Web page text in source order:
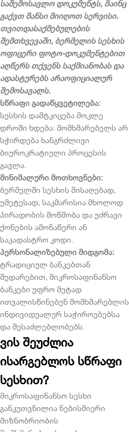
საშემოსავლო დოკუმენტს, მაინც
გაქვთ შანსი მიიღოთ სერვისი.
თვითდასაქმებულების
შემთხვევაში, ბერმელის სესხის
ოფიცერი ფოტო-დოკუმენტებით
აღწერს თქვენს საქმიანობას და
ადასტურებს არაოფიციალურ
შემოსავალს.
სწრაფი გადაწყვეტილება:
სესხის დამტკიცება მოკლე
დროში ხდება: მომხმარებელს არ
სჭირდება ხანგრძლივი
ბიუროკრატიული პროცესის
გავლა.
მინიმალური მოთხოვნები:
ბერმელში სესხის მისაღებად,
უმეტესად, საკმარისია მხოლოდ
პირადობის მოწმობა და უძრავი
ქონების ამონაწერი ან
საკადასტრო კოდი.
პერსონალიზებული მიდგომა:
ტრადიციულ ბანკებთან
შედარებით, მიკროსაფინანსო
ბანკები უფრო მეტად
ითვალისწინებენ მომხმარებლის
ინდივიდუალურ საჭიროებებსა
და შესაძლებლობებს.
ვის შეუძლია
ისარგებლოს სწრაფი
სესხით?
მიკროსაფინანსო სესხი
განკუთვნილია ნებისმიერი
მიზნობრიობის